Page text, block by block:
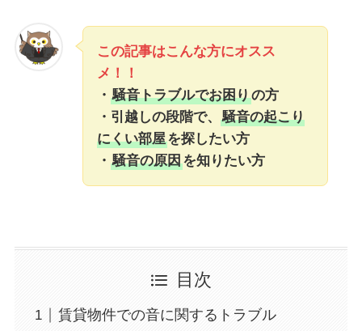
この記事はこんな方にオスス
メ！！
・ 騒音トラブルでお困りの方
・引越しの段階で、
騒音の起こり
にくい部屋を探したい方
・ 騒音の原因を知りたい方
目次
賃貸物件での音に関するトラブル